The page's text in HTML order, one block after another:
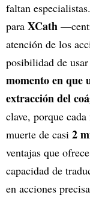
faltan
para XCath
atención de los
posibilidad de
momento en que
extracción del
clave, porque
muerte de casi 2
ventajas que
capacidad de
en acciones